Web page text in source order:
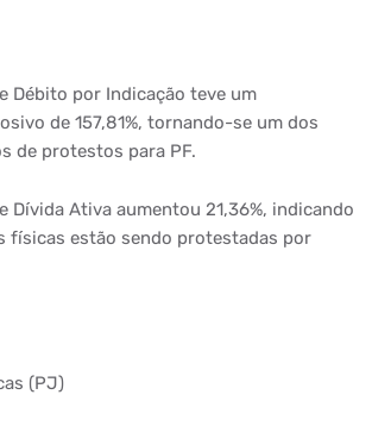
Débito por Indicação teve um
de 157,81%, tornando-se um dos
de protestos para PF.
Dívida Ativa aumentou 21,36%, indicando
físicas estão sendo protestadas por
(PJ)